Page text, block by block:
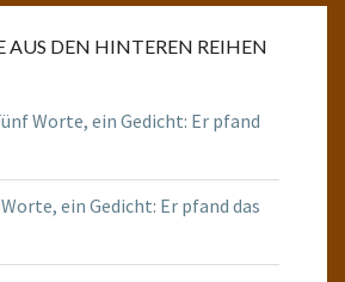
AUS DEN HINTEREN REIHEN
Worte, ein Gedicht: Er pfand
ein Gedicht: Er pfand das